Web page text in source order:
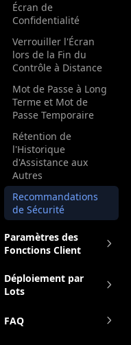
Écran de
Confidentialité
Verrouiller l'Écran
lors de la Fin du
Contrôle à Distance
Mot de Passe à Long
Terme et Mot de
Passe Temporaire
Rétention de
l'Historique
d'Assistance aux
Autres
Recommandations
de Sécurité
Paramètres des
Fonctions Client
Déploiement par
Lots
FAQ